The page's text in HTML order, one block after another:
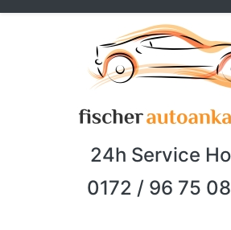
24h Service
0172 / 96 75